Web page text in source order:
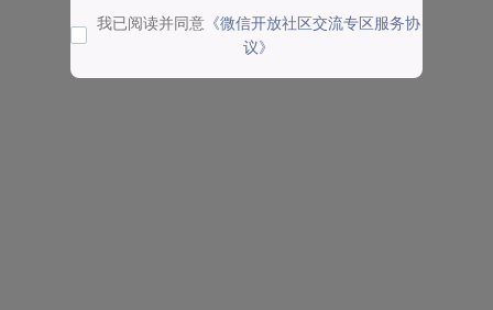
我已阅读并同意 《微信开放社区交流专区服务协
议》